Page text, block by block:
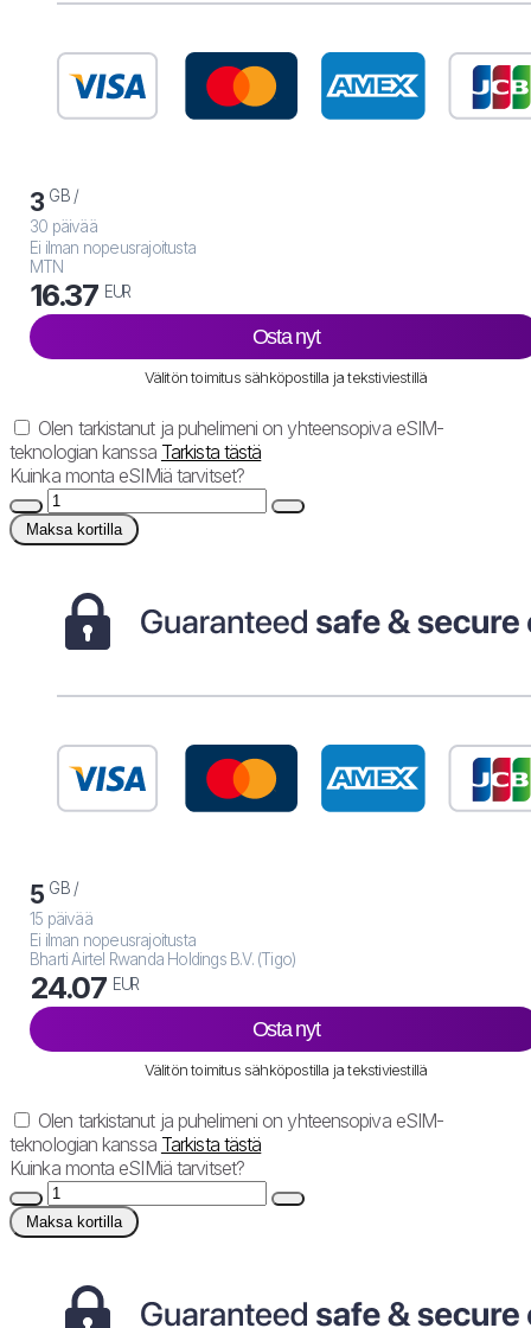
3 GB /
30 päivää
Ei ilman nopeusrajoitusta
MTN
16.37 EUR
Osta nyt
Välitön toimitus sähköpostilla ja tekstiviestillä
Olen tarkistanut ja puhelimeni on yhteensopiva eSIM-
teknologian kanssa Tarkista tästä
Kuinka monta eSIMiä tarvitset?
Maksa kortilla
5 GB /
15 päivää
Ei ilman nopeusrajoitusta
Bharti Airtel Rwanda Holdings B.V. (Tigo)
24.07 EUR
Osta nyt
Välitön toimitus sähköpostilla ja tekstiviestillä
Olen tarkistanut ja puhelimeni on yhteensopiva eSIM-
teknologian kanssa Tarkista tästä
Kuinka monta eSIMiä tarvitset?
Maksa kortilla